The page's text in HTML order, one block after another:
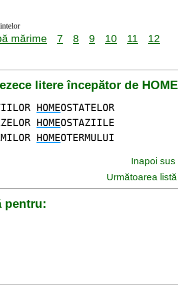
mărime 7 8 9 10 11
12
litere începător de HOME
HOMEOSTATELOR
HOMEOSTAZIILE
HOMEOTERMULUI
Inapoi sus
Următoarea listă
pentru: